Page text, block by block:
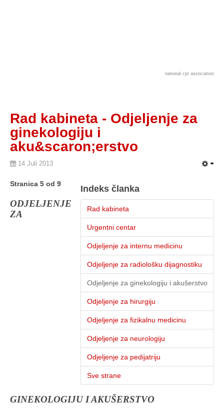
national cpr association
Rad kabineta - Odjeljenje za
ginekologiju i
aku&scaron;erstvo
14 Juli 2013
Indeks članka
Rad kabineta
Urgentni centar
Odjeljenje za internu medicinu
Odjeljenje za radiološku dijagnostiku
Odjeljenje za ginekologiju i akušerstvo
Odjeljenje za hirurgiju
Odjeljenje za fizikalnu medicinu
Odjeljenje za neurologiju
Odjeljenje za pedijatriju
Sve strane
Stranica 5 od 9
ODJELJENJE
ZA
GINEKOLOGIJU I AKUŠERSTVO